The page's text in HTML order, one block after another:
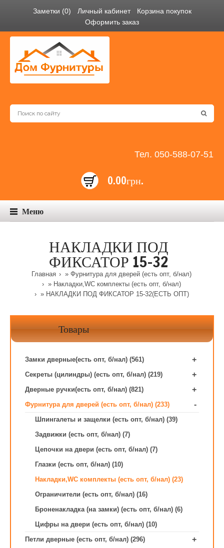
Заметки (0) Личный кабинет
Корзина покупок
Оформить заказ
Тел. 050-588-07-51
0.00грн.
Меню
НАКЛАДКИ ПОД
ФИКСАТОР 15-32
Главная » Фурнитура для дверей (есть опт, б/нал)
» Накладки,WC комплекты (есть опт, б/нал)
» НАКЛАДКИ ПОД ФИКСАТОР 15-32(ЕСТЬ ОПТ)
Товары
Замки дверные(есть опт, б/нал) (561) +
Секреты (цилиндры) (есть опт, б/нал) (219) +
Дверные ручки(есть опт, б/нал) (821) +
Фурнитура для дверей (есть опт, б/нал) (233) -
Шпингалеты и защелки (есть опт, б/нал) (39)
Задвижки (есть опт, б/нал) (7)
Цепочки на двери (есть опт, б/нал) (7)
Глазки (есть опт, б/нал) (10)
Накладки,WC комплекты (есть опт, б/нал) (23)
Ограничители (есть опт, б/нал) (16)
Броненакладка (на замки) (есть опт, б/нал) (6)
Цифры на двери (есть опт, б/нал) (10)
Петли дверные (есть опт, б/нал) (296)
+